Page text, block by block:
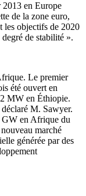
en Europe
de la zone euro,
les objectifs de 2020
de stabilité ».
Le premier
été ouvert en
MW en Éthiopie.
M. Sawyer.
GW en Afrique du
marché
générée par des